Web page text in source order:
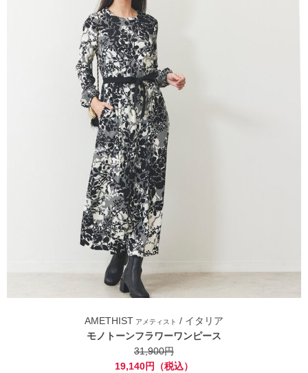
AMETHIST アメティスト / イタリア
モノトーンフラワーワンピース
31,900円
19,140円（税込）